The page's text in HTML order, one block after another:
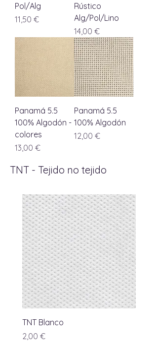
Pol/Alg
Precio
11,50 €
Rústico
Alg/Pol/Lino
Precio
14,00 €
Panamá 5.5
100% Algodón -
colores
Precio
13,00 €
Panamá 5.5
100% Algodón
Precio
12,00 €
TNT - Tejido no tejido
TNT Blanco
Precio
2,00 €